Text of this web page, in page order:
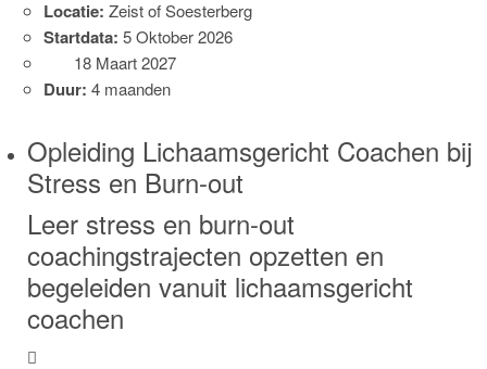
Locatie: Zeist of Soesterberg
Startdata: 5 Oktober 2026
18 Maart 2027
Duur: 4 maanden
Opleiding Lichaamsgericht Coachen bij
Stress en Burn-out
Leer stress en burn-out
coachingstrajecten opzetten en
begeleiden vanuit lichaamsgericht
coachen